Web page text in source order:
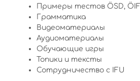
Примеры тестов ÖSD, ÖIF
Грамматика
Видеоматериалы
Аудиоматериалы
Обучающие игры
Топики и тексты
Сотрудничество c IFU